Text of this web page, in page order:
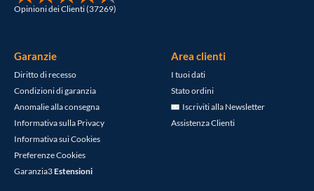
Opinioni dei Clienti (37269)
Garanzie
Diritto di recesso
Condizioni di garanzia
Anomalie alla consegna
Informativa sulla Privacy
Informativa sui Cookies
Preferenze Cookies
Garanzia3Estensioni
Area clienti
I tuoi dati
Stato ordini
Iscriviti alla Newsletter
Assistenza Clienti